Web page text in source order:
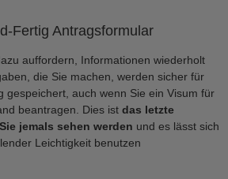
Fertig Antragsformular
auffordern, Informationen wiederholt
die Sie machen, werden sicher für
gespeichert, auch wenn Sie ein Visum für
beantragen. Dies ist das letzte
jemals sehen werden und es lässt sich
Leichtigkeit benutzen